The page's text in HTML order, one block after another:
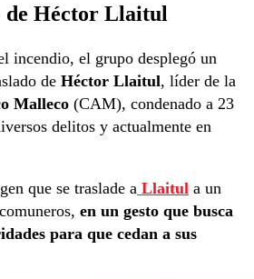
de Héctor Llaitul
incendio, el grupo desplegó un
de Héctor Llaitul, líder de la
Malleco (CAM), condenado a 23
delitos y actualmente en
que se traslade a Llaitul a un
en un gesto que busca
para que cedan a sus